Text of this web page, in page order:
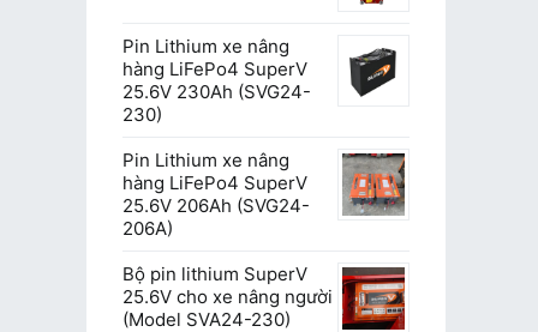
Pin Lithium xe nâng
hàng LiFePo4 SuperV
25.6V 230Ah (SVG24-
230)
Pin Lithium xe nâng
hàng LiFePo4 SuperV
25.6V 206Ah (SVG24-
206A)
Bộ pin lithium SuperV
25.6V cho xe nâng người
(Model SVA24-230)